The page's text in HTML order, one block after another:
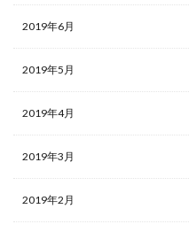
2019年6月
2019年5月
2019年4月
2019年3月
2019年2月